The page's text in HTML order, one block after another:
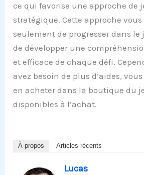
ce qui favorise une approche de
stratégique. Cette approche
seulement de progresser dans le
de développer une
et efficace de chaque défi.
avez besoin de plus d’aides,
en acheter dans la boutique du
disponibles à l’achat.
À propos Articles récents
Lucas